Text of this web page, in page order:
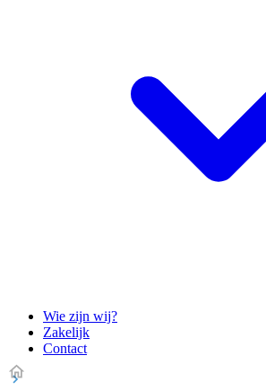
Wie zijn wij?
Zakelijk
Contact